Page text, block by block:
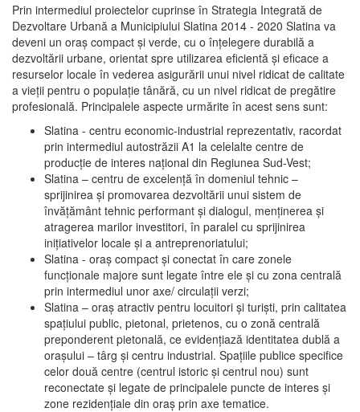
Prin intermediul proiectelor cuprinse în Strategia Integrată de
Dezvoltare Urbană a Municipiului Slatina 2014 - 2020 Slatina va
deveni un oraş compact şi verde, cu o înţelegere durabilă a
dezvoltării urbane, orientat spre utilizarea eficientă şi eficace a
resurselor locale în vederea asigurării unui nivel ridicat de calitate
a vieţii pentru o populaţie tânără, cu un nivel ridicat de pregătire
profesională. Principalele aspecte urmărite în acest sens sunt:
Slatina - centru economic-industrial reprezentativ, racordat
prin intermediul autostrăzii A1 la celelalte centre de
producţie de interes naţional din Regiunea Sud-Vest;
Slatina – centru de excelenţă în domeniul tehnic –
sprijinirea şi promovarea dezvoltării unui sistem de
învăţământ tehnic performant şi dialogul, menţinerea şi
atragerea marilor investitori, în paralel cu sprijinirea
iniţiativelor locale şi a antreprenoriatului;
Slatina - oraş compact şi conectat în care zonele
funcţionale majore sunt legate între ele şi cu zona centrală
prin intermediul unor axe/ circulații verzi;
Slatina – oraş atractiv pentru locuitori şi turişti, prin calitatea
spaţiului public, pietonal, prietenos, cu o zonă centrală
preponderent pietonală, ce evidenţiază identitatea dublă a
oraşului – târg şi centru industrial. Spaţiile publice specifice
celor două centre (centrul istoric şi centrul nou) sunt
reconectate şi legate de principalele puncte de interes şi
zone rezidenţiale din oraş prin axe tematice.